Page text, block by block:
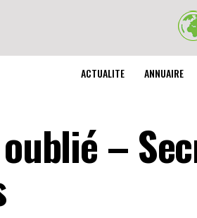
ACTUALITE ANNUAIRE
–